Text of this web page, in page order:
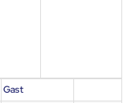
Gast